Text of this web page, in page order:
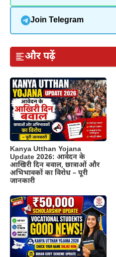
Join Telegram
और पढ़ें
Kanya Utthan Yojana
Update 2026: आवेदन के
आखिरी दिन बवाल, छात्राओं और
अभिभावकों का विरोध – पूरी
जानकारी